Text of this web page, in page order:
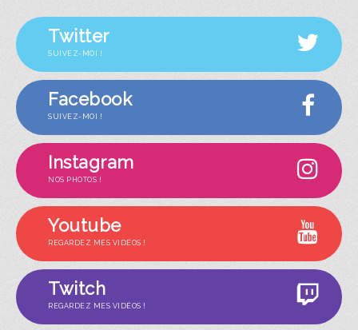
Twitter
SUIVEZ-MOI !
Facebook
SUIVEZ-MOI !
Instagram
NOS PHOTOS !
Youtube
REGARDEZ MES VIDÉOS !
Twitch
REGARDEZ MES VIDÉOS !